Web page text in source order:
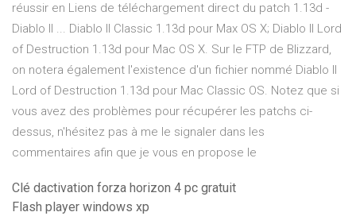
réussir en Liens de téléchargement direct du patch 1.13d -
Diablo II ... Diablo II Classic 1.13d pour Max OS X; Diablo II Lord
of Destruction 1.13d pour Mac OS X. Sur le FTP de Blizzard,
on notera également l'existence d'un fichier nommé Diablo II
Lord of Destruction 1.13d pour Mac Classic OS. Notez que si
vous avez des problèmes pour récupérer les patchs ci-
dessus, n'hésitez pas à me le signaler dans les
commentaires afin que je vous en propose le
Clé dactivation forza horizon 4 pc gratuit
Flash player windows xp